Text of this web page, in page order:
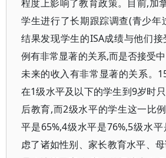
程度上影响了教育政策。目前,加
学生进行了长期跟踪调查(青少年
结果发现学生的ISA成绩与他们
例有非常显著的关系,而是否接受
未来的收入有非常显著的关系。
在1级水平及以下的学生到9岁时
后教育,而2级水平的学生这一比
平是65%,4级水平是76%,5级水
虑了诸如性别、家长教育水平、